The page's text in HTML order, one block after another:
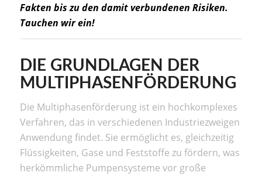
Fakten bis zu den damit verbundenen Risiken.
Tauchen wir ein!
DIE GRUNDLAGEN DER
MULTIPHASENFÖRDERUNG
Die Multiphasenförderung ist ein hochkomplexes
Verfahren, das in verschiedenen Industriezweigen
Anwendung findet. Sie ermöglicht es, gleichzeitig
Flüssigkeiten, Gase und Feststoffe zu fördern, was
herkömmliche Pumpensysteme vor große